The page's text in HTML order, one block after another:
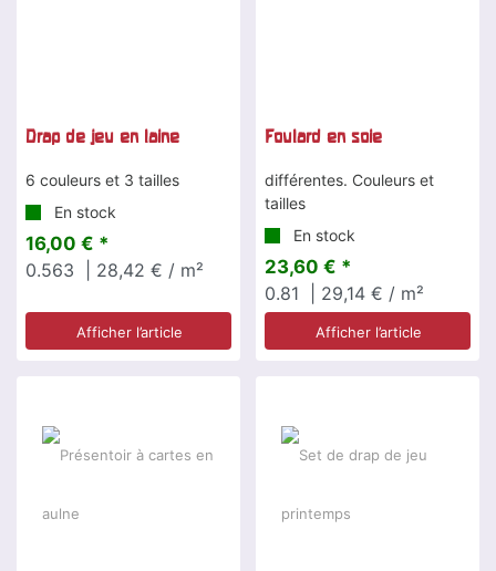
Drap de jeu en laine
6 couleurs et 3 tailles
En stock
16,00 € *
0.563
| 28,42 € / m²
Afficher l’article
Foulard en soie
différentes. Couleurs et
tailles
En stock
23,60 € *
0.81
| 29,14 € / m²
Afficher l’article